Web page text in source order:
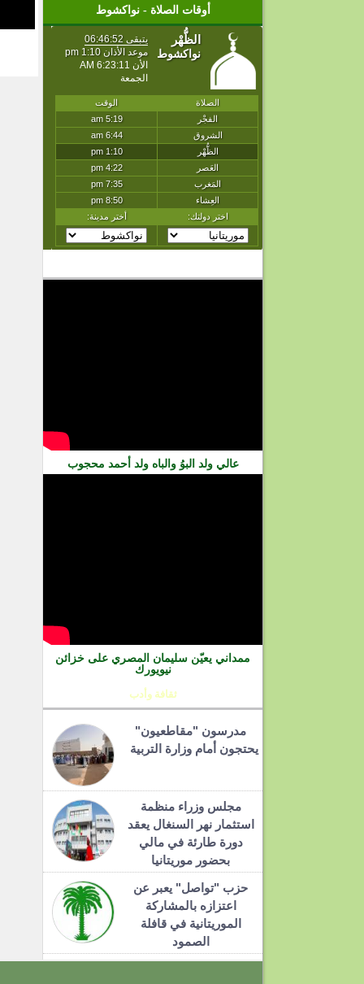
أوقات الصلاة - نواكشوط
عالي ولد البوُ والباه ولد أحمد محجوب
ممداني يعيّن سليمان المصري على خزائن
نيويورك
ثقافة وأدب
مدرسون "مقاطعيون"
يحتجون أمام وزارة التربية
مجلس وزراء منظمة
استثمار نهر السنغال يعقد
دورة طارئة في مالي
بحضور موريتانيا
حزب "تواصل" يعبر عن
اعتزازه بالمشاركة
الموريتانية في قافلة
الصمود